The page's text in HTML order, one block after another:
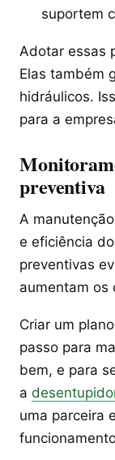
suportem
Adotar essas
Elas também
hidráulicos.
para a
preventiva
A
e eficiência
preventivas
aumentam os
Criar um
passo para
bem, e para
a
uma parceira